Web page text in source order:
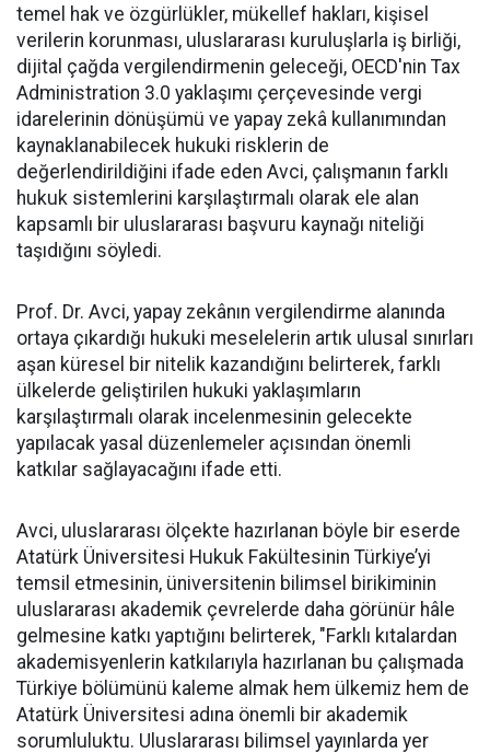
temel hak ve özgürlükler, mükellef hakları, kişisel
verilerin korunması, uluslararası kuruluşlarla iş birliği,
dijital çağda vergilendirmenin geleceği, OECD'nin Tax
Administration 3.0 yaklaşımı çerçevesinde vergi
idarelerinin dönüşümü ve yapay zekâ kullanımından
kaynaklanabilecek hukuki risklerin de
değerlendirildiğini ifade eden Avci, çalışmanın farklı
hukuk sistemlerini karşılaştırmalı olarak ele alan
kapsamlı bir uluslararası başvuru kaynağı niteliği
taşıdığını söyledi.
Prof. Dr. Avci, yapay zekânın vergilendirme alanında
ortaya çıkardığı hukuki meselelerin artık ulusal sınırları
aşan küresel bir nitelik kazandığını belirterek, farklı
ülkelerde geliştirilen hukuki yaklaşımların
karşılaştırmalı olarak incelenmesinin gelecekte
yapılacak yasal düzenlemeler açısından önemli
katkılar sağlayacağını ifade etti.
Avci, uluslararası ölçekte hazırlanan böyle bir eserde
Atatürk Üniversitesi Hukuk Fakültesinin Türkiye’yi
temsil etmesinin, üniversitenin bilimsel birikiminin
uluslararası akademik çevrelerde daha görünür hâle
gelmesine katkı yaptığını belirterek, "Farklı kıtalardan
akademisyenlerin katkılarıyla hazırlanan bu çalışmada
Türkiye bölümünü kaleme almak hem ülkemiz hem de
Atatürk Üniversitesi adına önemli bir akademik
sorumluluktu. Uluslararası bilimsel yayınlarda yer